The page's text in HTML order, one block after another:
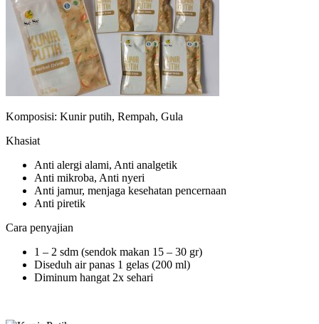
Komposisi: Kunir putih, Rempah, Gula
Khasiat
Anti alergi alami, Anti analgetik
Anti mikroba, Anti nyeri
Anti jamur, menjaga kesehatan pencernaan
Anti piretik
Cara penyajian
1 – 2 sdm (sendok makan 15 – 30 gr)
Diseduh air panas 1 gelas (200 ml)
Diminum hangat 2x sehari